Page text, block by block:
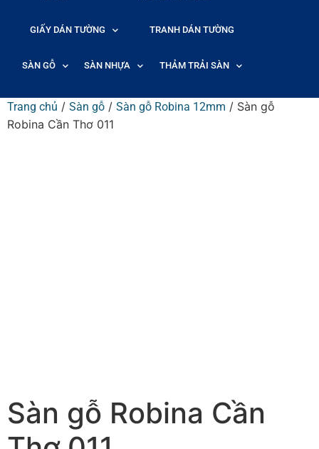
GIẤY DÁN TƯỜNG TRANH DÁN TƯỜNG
SÀN GỖ SÀN NHỰA THẢM TRẢI SÀN
Trang chủ / Sàn gỗ / Sàn gỗ Robina 12mm / Sàn gỗ
Robina Cần Thơ 011
Sàn gỗ Robina Cần